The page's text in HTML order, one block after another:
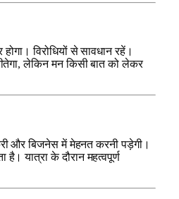
विरोधियों से सावधान रहें।
लेकिन मन किसी बात को लेकर
और बिजनेस में मेहनत करनी पड़ेगी।
है। यात्रा के दौरान महत्वपूर्ण